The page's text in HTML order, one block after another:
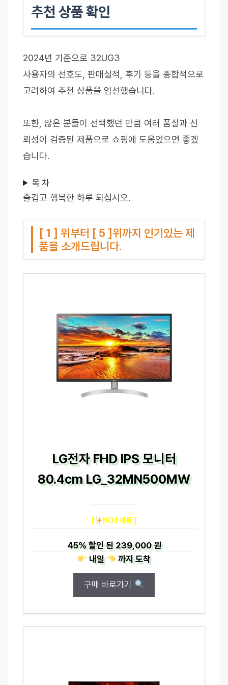
추천 상품 확인
2024년 기준으로 32UG3
사용자의 선호도, 판매실적, 후기 등을 종합적으로
고려하여 추천 상품을 엄선했습니다.
또한, 많은 분들이 선택했던 만큼 여러 품질과 신
뢰성이 검증된 제품으로 쇼핑에 도움었으면 좋겠
습니다.
목 차
즐겁고 행복한 하루 되십시오.
[ 1 ] 위부터 [ 5 ]위까지 인기있는 제
품을 소개드립니다.
LG전자 FHD IPS 모니터
80.4cm LG_32MN500MW
[ NO.1 제품 ]
45%할인 된239,000 원
내일
까지도착
구매 바로가기